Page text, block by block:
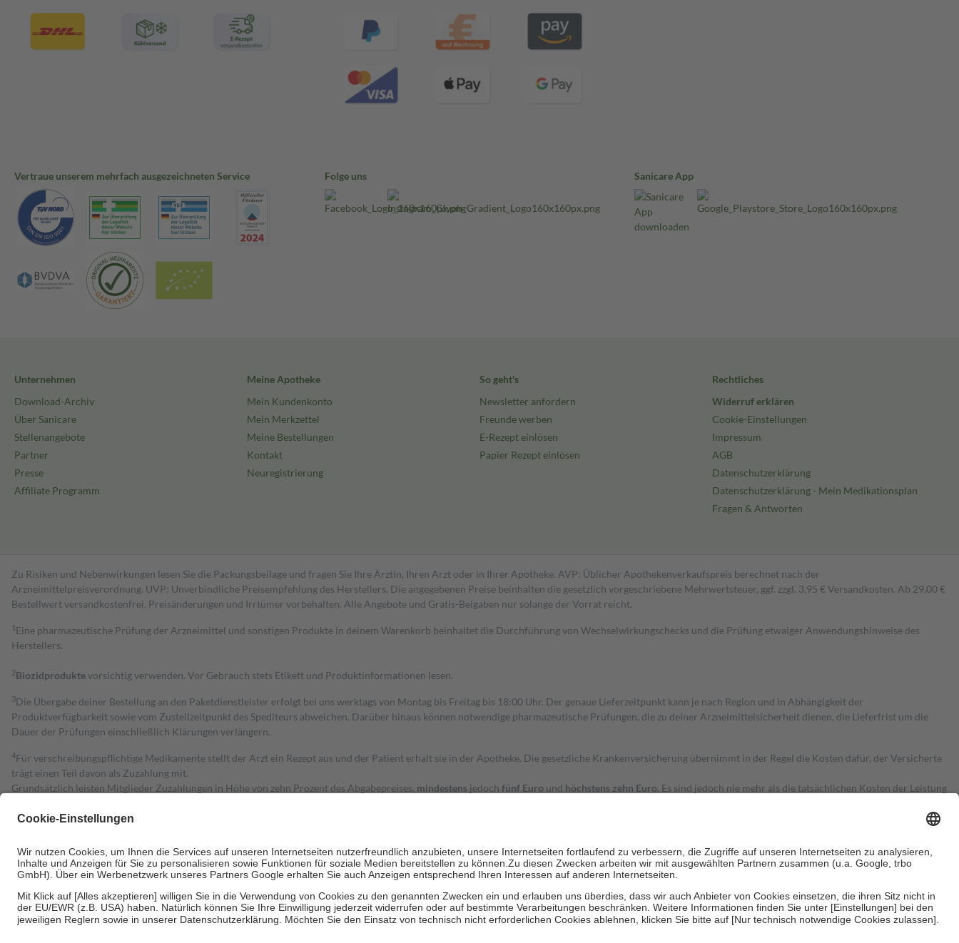
Vertraue unserem mehrfach ausgezeichneten Service Folge uns Sanicare App
Unternehmen
Download-Archiv
Über Sanicare
Stellenangebote
Partner
Presse
Affiliate Programm
Meine Apotheke
Mein Kundenkonto
Mein Merkzettel
Meine Bestellungen
Kontakt
Neuregistrierung
So geht's
Newsletter anfordern
Freunde werben
E-Rezept einlösen
Papier Rezept einlösen
Rechtliches
Widerruf erklären
Cookie-Einstellungen
Impressum
AGB
Datenschutzerklärung
Datenschutzerklärung - Mein Medikationsplan
Fragen & Antworten
Zu Risiken und Nebenwirkungen lesen Sie die Packungsbeilage und fragen Sie Ihre Ärztin, Ihren Arzt oder in Ihrer Apotheke. AVP: Üblicher Apothekenverkaufspreis berechnet nach der
Arzneimittelpreisverordnung. UVP: Unverbindliche Preisempfehlung des Herstellers. Die angegebenen Preise beinhalten die gesetzlich vorgeschriebene Mehrwertsteuer, ggf. zzgl. 3,95 € Versandkosten. Ab 29,00 €
Bestell­wert versand­kosten­frei. Preisänderungen und Irrtümer vorbehalten. Alle Angebote und Gratis-Beigaben nur solange der Vorrat reicht.
1 Eine pharmazeutische Prüfung der Arzneimittel und sonstigen Produkte in deinem Warenkorb beinhaltet die Durchführung von Wechselwirkungschecks und die Prüfung etwaiger Anwendungshinweise des
Herstellers.
2Biozidproduktevorsichtig verwenden. Vor Gebrauch stets Etikett und Produktinformationen lesen.
3Die Übergabe deiner Bestellung an den Paketdienstleister erfolgt bei uns werktags von Montag bis Freitag bis 18:00 Uhr. Der genaue Lieferzeitpunkt kann je nach Region und in Abhängigkeit der
Produktverfügbarkeit sowie vom Zustellzeitpunkt des Spediteurs abweichen. Darüber hinaus können notwendige pharmazeutische Prüfungen, die zu deiner Arzneimittelsicherheit dienen, die Lieferfrist um die
Dauer der Prüfungen einschließlich Klärungen verlängern.
4Für verschreibungspflichtige Medikamente stellt der Arzt ein Rezept aus und der Patient erhält sie in der Apotheke. Die gesetzliche Krankenversicherung übernimmt in der Regel die Kosten dafür, der Versicherte
trägt einen Teil davon als Zuzahlung mit.
Grundsätzlich leisten Mitglieder Zuzahlungen in Höhe von zehn Prozent des Abgabepreises, mindestens jedoch fünf Euro und höchstens zehn Euro. Es sind jedoch nie mehr als die tatsächlichen Kosten der Leistung
Diese Regeln gelten grundsätzlich auch für Online-Apotheken.
Um das Engagement der Versicherten für ihre eigene Gesundheit zu stärken und die besondere Stellung der Familie zu unterstützen, fallenkeine Zuzahlungen an bei:
• Kindern und Jugendlichen bis zum vollendeten 18. Lebensjahr mit Ausnahme der Fahrkosten
• Untersuchungen zur Vorsorge und Früherkennung, die von der GKV getragen werden
• empfohlenen Schutzimpfungen
• Harn- und Blutteststreifen